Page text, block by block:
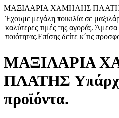
ΜΑΞΙΛΑΡΙΑ ΧΑΜΗΛΗΣ
Έχουμε μεγάλη ποικιλία σε
καλύτερες τιμές της αγοράς.
ποιότητας.Επίσης δείτε κ΄τις
ΜΑΞΙΛΑΡΙΑ
ΠΛΑΤΗΣ
προϊόντα.